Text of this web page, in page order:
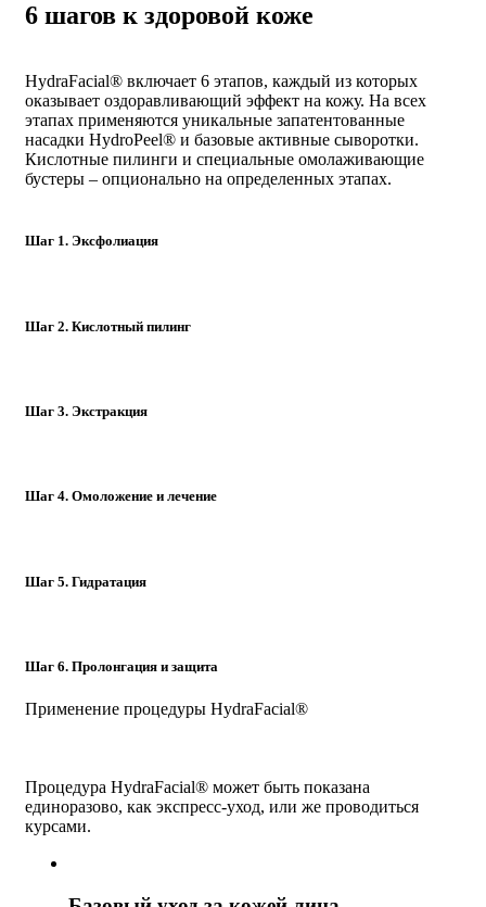
6 шагов к здоровой коже
HydraFacial® включает 6 этапов, каждый из которых
оказывает оздоравливающий эффект на кожу. На всех
этапах применяются уникальные запатентованные
насадки HydroPeel® и базовые активные сыворотки.
Кислотные пилинги и специальные омолаживающие
бустеры – опционально на определенных этапах.
Шаг 1. Эксфолиация
Шаг 2. Кислотный пилинг
Шаг 3. Экстракция
Шаг 4. Омоложение и лечение
Шаг 5. Гидратация
Шаг 6. Пролонгация и защита
Применение процедуры HydraFacial®
Процедура HydraFacial® может быть показана
единоразово, как экспресс-уход, или же проводиться
курсами.